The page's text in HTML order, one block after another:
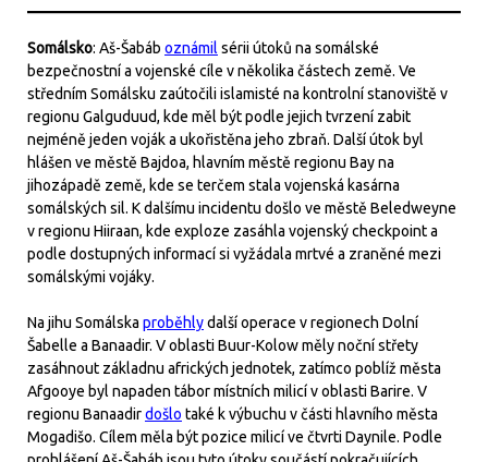
Somálsko: Aš-Šabáb oznámil sérii útoků na somálské
bezpečnostní a vojenské cíle v několika částech země. Ve
středním Somálsku zaútočili islamisté na kontrolní stanoviště v
regionu Galguduud, kde měl být podle jejich tvrzení zabit
nejméně jeden voják a ukořistěna jeho zbraň. Další útok byl
hlášen ve městě Bajdoa, hlavním městě regionu Bay na
jihozápadě země, kde se terčem stala vojenská kasárna
somálských sil. K dalšímu incidentu došlo ve městě Beledweyne
v regionu Hiiraan, kde exploze zasáhla vojenský checkpoint a
podle dostupných informací si vyžádala mrtvé a zraněné mezi
somálskými vojáky.
Na jihu Somálska proběhlydalší operace v regionech Dolní
Šabelle a Banaadir. V oblasti Buur-Kolow měly noční střety
zasáhnout základnu afrických jednotek, zatímco poblíž města
Afgooye byl napaden tábor místních milicí v oblasti Barire. V
regionu Banaadirdošlo také k výbuchu v části hlavního města
Mogadišo. Cílem měla být pozice milicí ve čtvrti Daynile. Podle